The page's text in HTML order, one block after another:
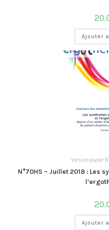
Ajouter
Version papier
N°70HS – Juillet 2018 : Les
Ajouter